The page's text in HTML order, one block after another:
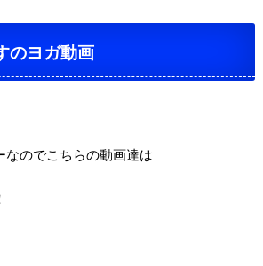
のヨガ動画
なのでこちらの動画達は